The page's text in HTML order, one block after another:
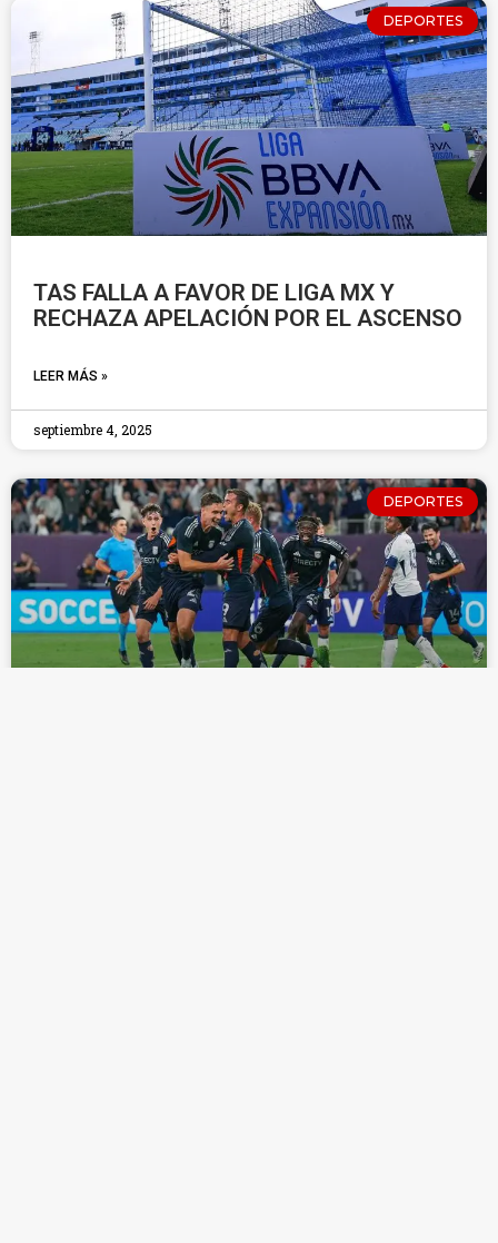
DEPORTES
TAS FALLA A FAVOR DE LIGA MX Y
RECHAZA APELACIÓN POR EL ASCENSO
LEER MÁS »
septiembre 4, 2025
DEPORTES